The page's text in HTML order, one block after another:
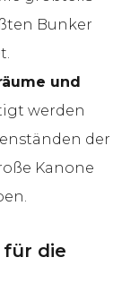
Bunker
und
werden
der
Kanone
für die